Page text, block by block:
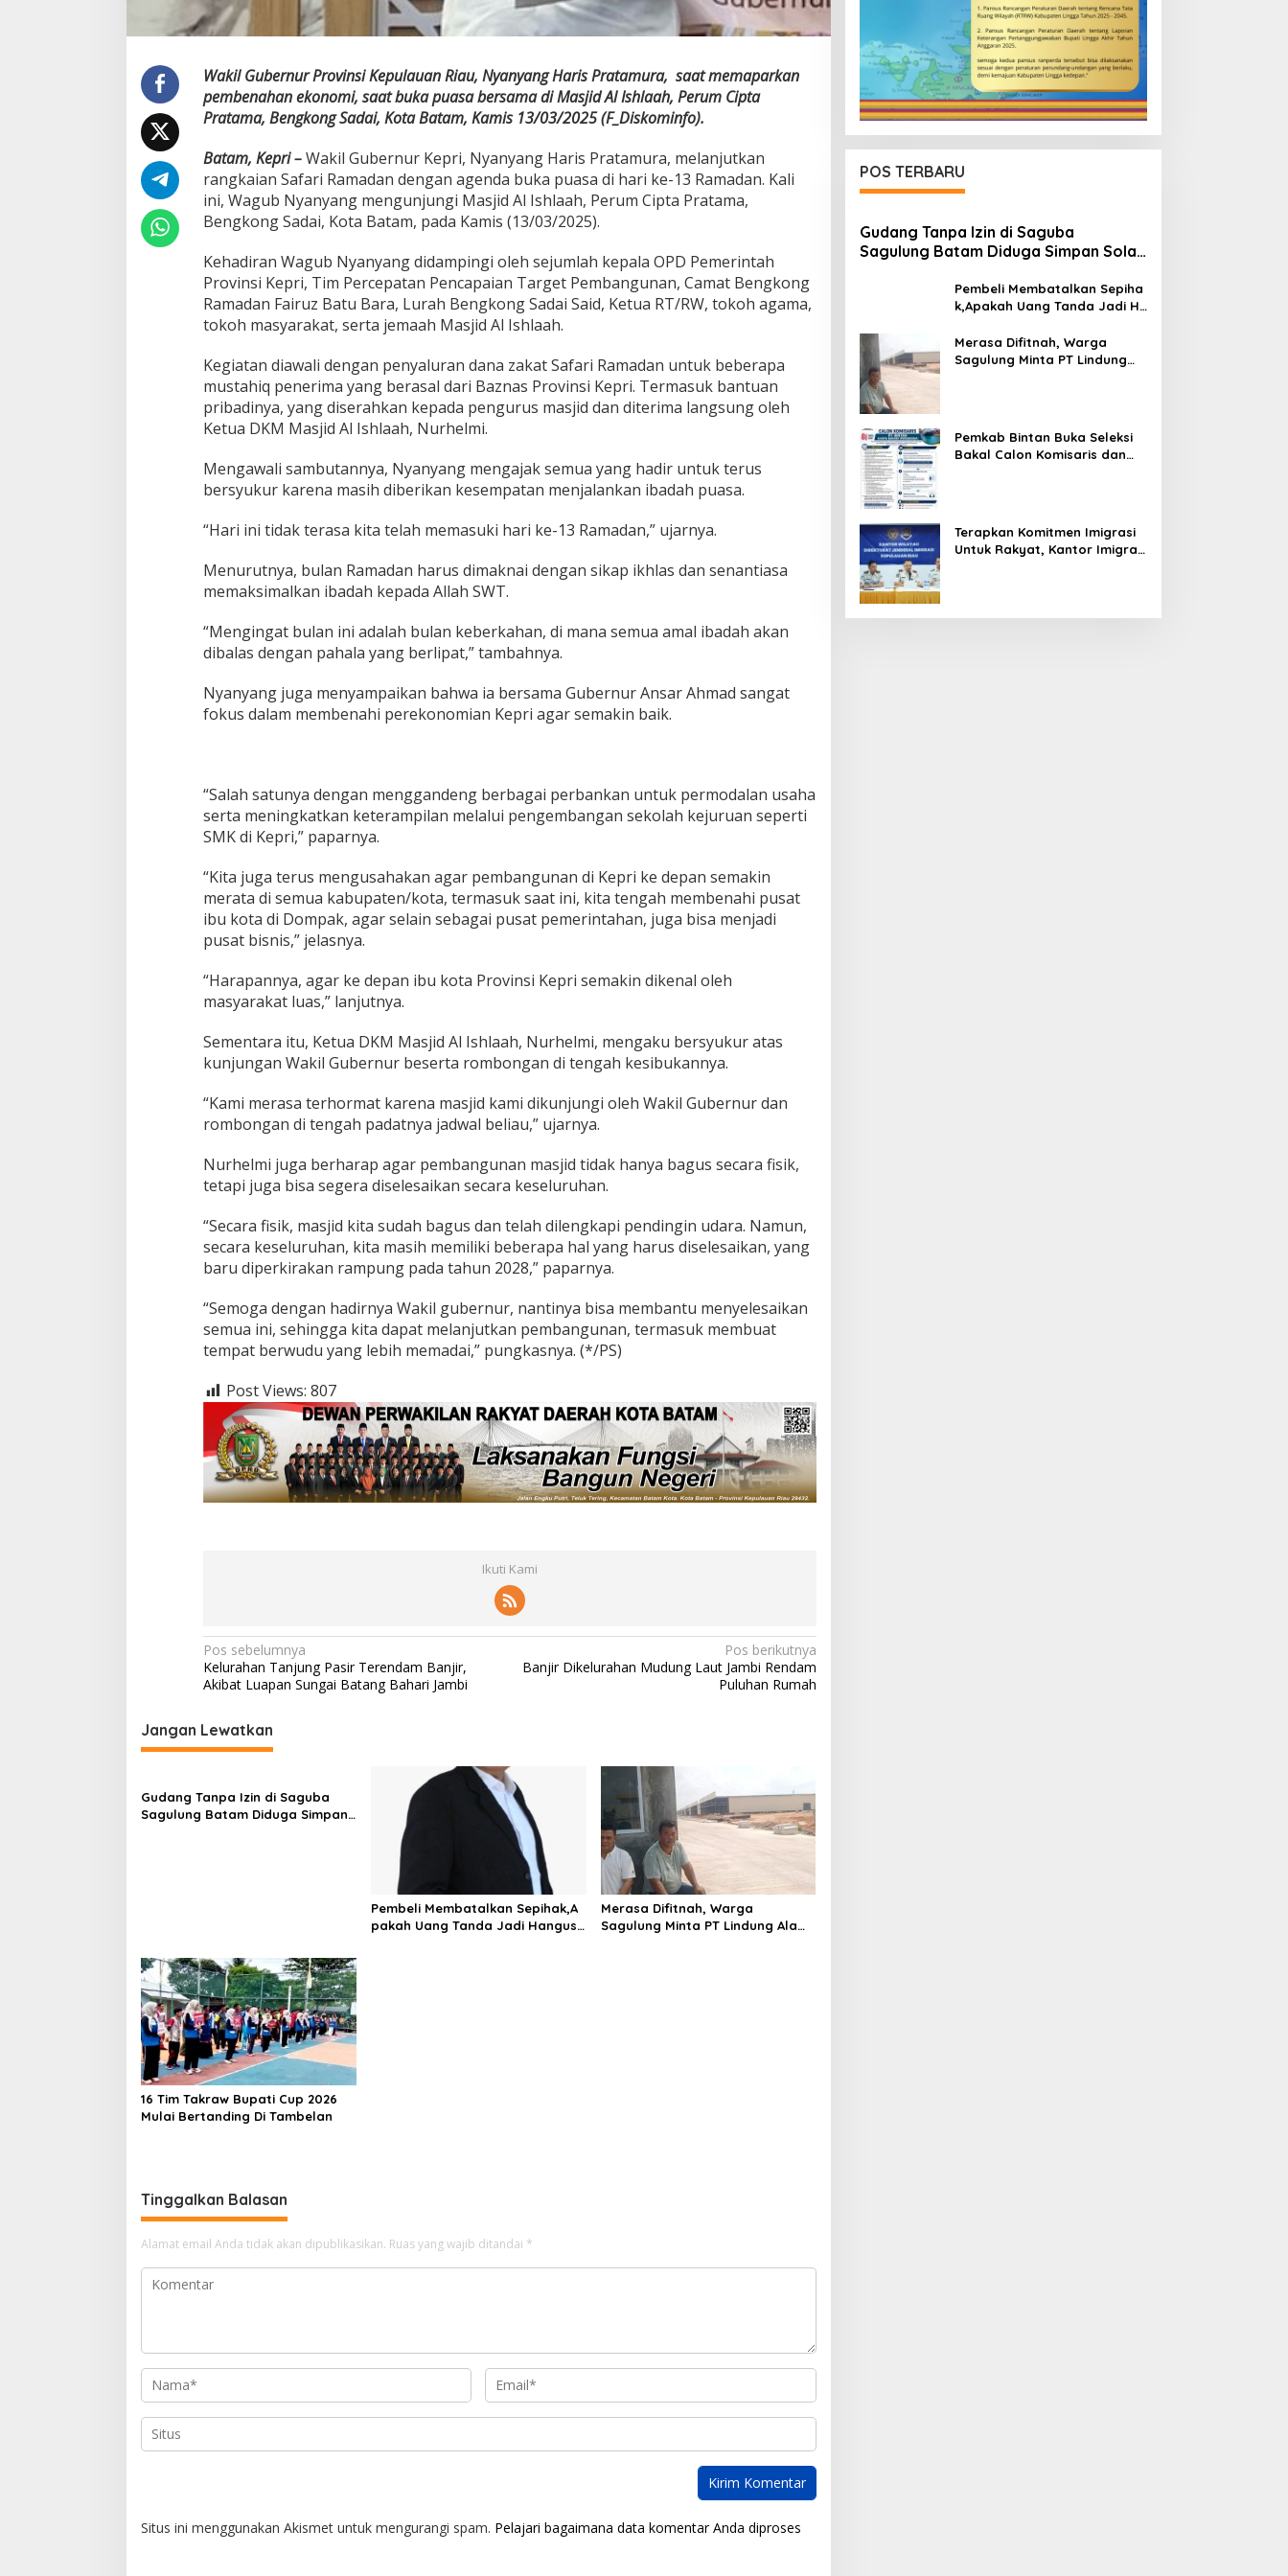
Wakil Gubernur Provinsi Kepulauan Riau, Nyanyang Haris Pratamura, saat memaparkan
pembenahan ekonomi, saat buka puasa bersama di Masjid Al Ishlaah, Perum Cipta
Pratama, Bengkong Sadai, Kota Batam, Kamis 13/03/2025 (F_Diskominfo).
Batam, Kepri –Wakil Gubernur Kepri, Nyanyang Haris Pratamura, melanjutkan
rangkaian Safari Ramadan dengan agenda buka puasa di hari ke-13 Ramadan. Kali
ini, Wagub Nyanyang mengunjungi Masjid Al Ishlaah, Perum Cipta Pratama,
Bengkong Sadai, Kota Batam, pada Kamis (13/03/2025).
Kehadiran Wagub Nyanyang didampingi oleh sejumlah kepala OPD Pemerintah
Provinsi Kepri, Tim Percepatan Pencapaian Target Pembangunan, Camat Bengkong
Ramadan Fairuz Batu Bara, Lurah Bengkong Sadai Said, Ketua RT/RW, tokoh agama,
tokoh masyarakat, serta jemaah Masjid Al Ishlaah.
Kegiatan diawali dengan penyaluran dana zakat Safari Ramadan untuk beberapa
mustahiq penerima yang berasal dari Baznas Provinsi Kepri. Termasuk bantuan
pribadinya, yang diserahkan kepada pengurus masjid dan diterima langsung oleh
Ketua DKM Masjid Al Ishlaah, Nurhelmi.
Mengawali sambutannya, Nyanyang mengajak semua yang hadir untuk terus
bersyukur karena masih diberikan kesempatan menjalankan ibadah puasa.
“Hari ini tidak terasa kita telah memasuki hari ke-13 Ramadan,” ujarnya.
Menurutnya, bulan Ramadan harus dimaknai dengan sikap ikhlas dan senantiasa
memaksimalkan ibadah kepada Allah SWT.
“Mengingat bulan ini adalah bulan keberkahan, di mana semua amal ibadah akan
dibalas dengan pahala yang berlipat,” tambahnya.
Nyanyang juga menyampaikan bahwa ia bersama Gubernur Ansar Ahmad sangat
fokus dalam membenahi perekonomian Kepri agar semakin baik.
“Salah satunya dengan menggandeng berbagai perbankan untuk permodalan usaha
serta meningkatkan keterampilan melalui pengembangan sekolah kejuruan seperti
SMK di Kepri,” paparnya.
“Kita juga terus mengusahakan agar pembangunan di Kepri ke depan semakin
merata di semua kabupaten/kota, termasuk saat ini, kita tengah membenahi pusat
ibu kota di Dompak, agar selain sebagai pusat pemerintahan, juga bisa menjadi
pusat bisnis,” jelasnya.
“Harapannya, agar ke depan ibu kota Provinsi Kepri semakin dikenal oleh
masyarakat luas,” lanjutnya.
Sementara itu, Ketua DKM Masjid Al Ishlaah, Nurhelmi, mengaku bersyukur atas
kunjungan Wakil Gubernur beserta rombongan di tengah kesibukannya.
“Kami merasa terhormat karena masjid kami dikunjungi oleh Wakil Gubernur dan
rombongan di tengah padatnya jadwal beliau,” ujarnya.
Nurhelmi juga berharap agar pembangunan masjid tidak hanya bagus secara fisik,
tetapi juga bisa segera diselesaikan secara keseluruhan.
“Secara fisik, masjid kita sudah bagus dan telah dilengkapi pendingin udara. Namun,
secara keseluruhan, kita masih memiliki beberapa hal yang harus diselesaikan, yang
baru diperkirakan rampung pada tahun 2028,” paparnya.
“Semoga dengan hadirnya Wakil gubernur, nantinya bisa membantu menyelesaikan
semua ini, sehingga kita dapat melanjutkan pembangunan, termasuk membuat
tempat berwudu yang lebih memadai,” pungkasnya. (*/PS)
Post Views: 807
Ikuti Kami
N
a
i
g
a
s
Pos sebelumnya
Kelurahan Tanjung Pasir Terendam Banjir,
Akibat Luapan Sungai Batang Bahari Jambi
Pos berikutnya
Banjir Dikelurahan Mudung Laut Jambi Rendam
Puluhan Rumah
Jangan Lewatkan
Gudang Tanpa Izin di Saguba
Sagulung Batam Diduga Simpan
Pembeli Membatalkan Sepihak,A
pakah Uang Tanda Jadi Hangus?
Merasa Difitnah, Warga
Sagulung Minta PT Lindung Alam
16 Tim Takraw Bupati Cup 2026
Mulai Bertanding Di Tambelan
Tinggalkan Balasan
Alamat email Anda tidak akan dipublikasikan. Ruas yang wajib ditandai *
Situs ini menggunakan Akismet untuk mengurangi spam. Pelajari bagaimana data komentar Anda diproses
POS TERBARU
Gudang Tanpa Izin di Saguba
Sagulung Batam Diduga Simpan Solar
Bahaya KebakaranPembeli Membatalkan Sepiha
k,Apakah Uang Tanda Jadi H
Merasa Difitnah, Warga
Sagulung Minta PT Lindung
Pemkab Bintan Buka Seleksi
Bakal Calon Komisaris dan
Terapkan Komitmen Imigrasi
Untuk Rakyat, Kantor Imigrasi